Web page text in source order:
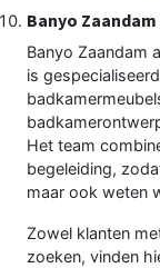
Banyo Zaandam
Banyo Zaandam
is
Het team
begeleiding,
maar ook weten
Zowel klanten
zoeken, vinden